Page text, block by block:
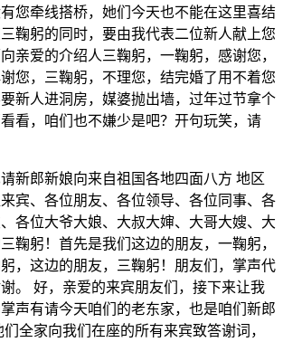
您牵线搭桥，她们今天也不能在这里喜结
鞠躬的同时，要由我代表二位新人献上您
亲爱的介绍人三鞠躬，一鞠躬，感谢您，
您，三鞠躬，不理您，结完婚了用不着您
新人进洞房，媒婆抛出墙，过年过节拿个
看，咱们也不嫌少是吧？开句玩笑，请
新郎新娘向来自祖国各地四面八方 地区
宾、各位朋友、各位领导、各位同事、各
各位大爷大娘、大叔大婶、大哥大嫂、大
鞠躬！首先是我们这边的朋友，一鞠躬，
，这边的朋友，三鞠躬！朋友们，掌声代
。 好，亲爱的来宾朋友们，接下来让我
声有请今天咱们的老东家，也是咱们新郎
全家向我们在座的所有来宾致答谢词，